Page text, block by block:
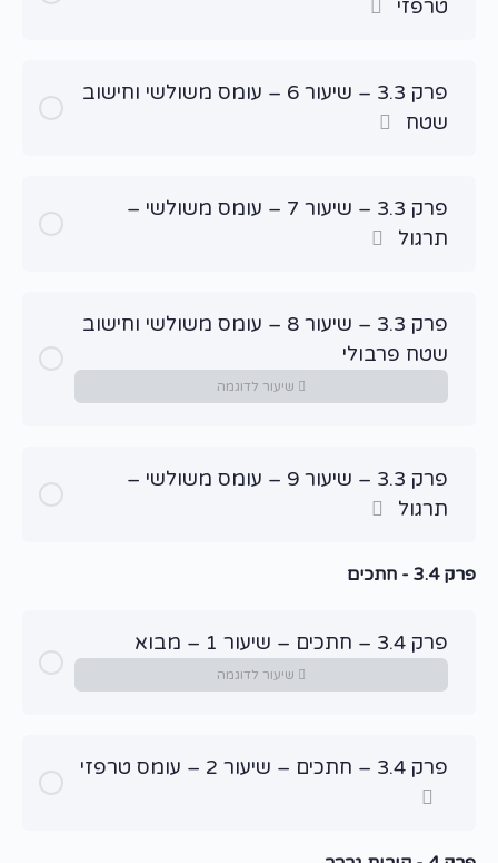
טרפזי
פרק 3.3 – שיעור 6 – עומס משולשי וחישוב
שטח
פרק 3.3 – שיעור 7 – עומס משולשי –
תרגול
פרק 3.3 – שיעור 8 – עומס משולשי וחישוב
שטח פרבולי
שיעור לדוגמה
פרק 3.3 – שיעור 9 – עומס משולשי –
תרגול
פרק 3.4 - חתכים
פרק 3.4 – חתכים – שיעור 1 – מבוא
שיעור לדוגמה
פרק 3.4 – חתכים – שיעור 2 – עומס טרפזי